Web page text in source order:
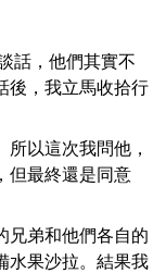
話，他們其實不
後，我立馬收拾行
以這次我問他，
但最終還是同意
兄弟和他們各自的
水果沙拉。結果我